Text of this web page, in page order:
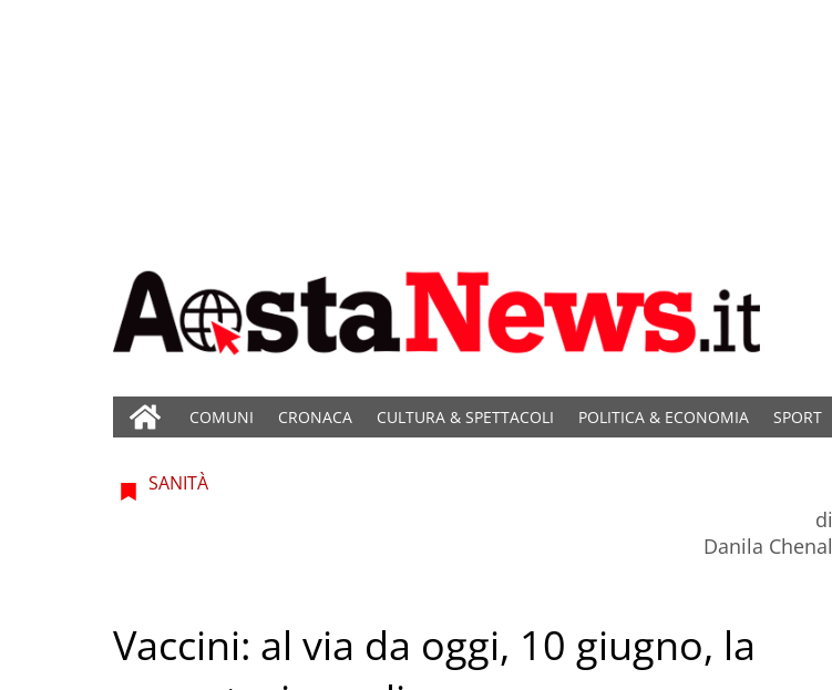
COMUNI CRONACA CULTURA & SPETTACOLI POLITICA & ECONOMIA SPORT
SANITÀ
di
Danila Chenal
Vaccini: al via da oggi, 10 giugno, la